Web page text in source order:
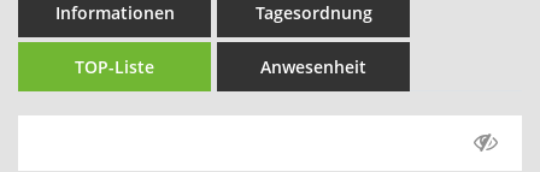
Informationen Tagesordnung
TOP-Liste Anwesenheit